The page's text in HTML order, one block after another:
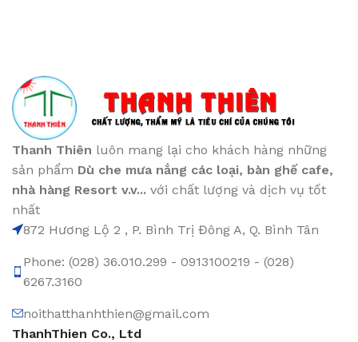
Thanh Thiên luôn mang lại cho khách hàng những
sản phẩm Dù che mưa nắng các loại, bàn ghế cafe,
nhà hàng Resort v.v... với chất lượng và dịch vụ tốt
nhất
872 Hương Lộ 2 , P. Bình Trị Đông A, Q. Bình Tân
Phone: (028) 36.010.299 - 0913100219 - (028)
6267.3160
noithatthanhthien@gmail.com
ThanhThien Co., Ltd